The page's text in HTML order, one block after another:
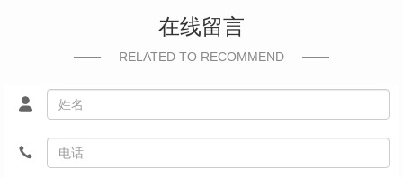
在线留言
RELATED TO RECOMMEND